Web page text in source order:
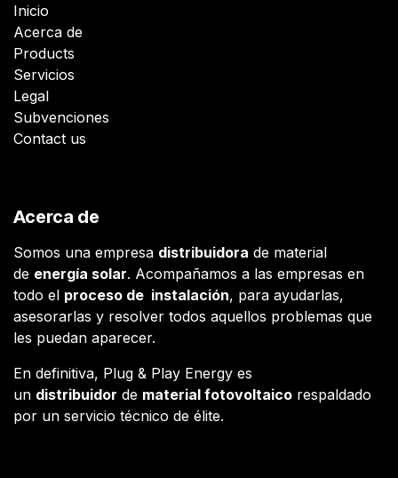
Inicio
Acerca de
Products
Servicios
Legal
Subvenciones
Contact us
Acerca de
Somos una empresa distribuidora de material
de energía solar. Acompañamos a las empresas en
todo el proceso de instalación, para ayudarlas,
asesorarlas y resolver todos aquellos problemas que
les puedan aparecer.
En definitiva, Plug & Play Energy es
un distribuidor de material fotovoltaico respaldado
por un servicio técnico de élite.